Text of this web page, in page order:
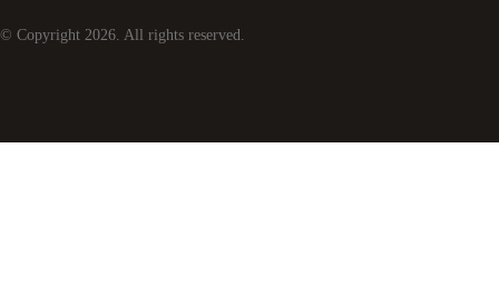
© Copyright 2026. All rights reserved.